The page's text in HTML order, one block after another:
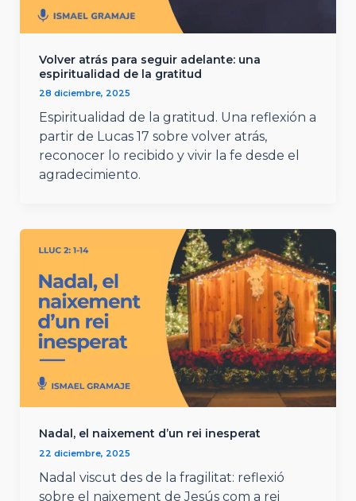
Volver atrás para seguir adelante: una
espiritualidad de la gratitud
28 diciembre, 2025
Espiritualidad de la gratitud. Una reflexión a
partir de Lucas 17 sobre volver atrás,
reconocer lo recibido y vivir la fe desde el
agradecimiento.
Nadal, el naixement d’un rei inesperat
22 diciembre, 2025
Nadal viscut des de la fragilitat: reflexió
sobre el naixement de Jesús com a rei